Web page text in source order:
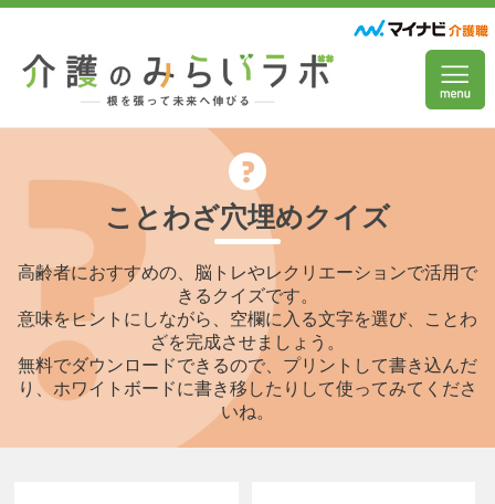
ことわざ穴埋めクイズ
高齢者におすすめの、脳トレやレクリエーションで活用で
きるクイズです。
意味をヒントにしながら、空欄に入る文字を選び、ことわ
ざを完成させましょう。
無料でダウンロードできるので、プリントして書き込んだ
り、ホワイトボードに書き移したりして使ってみてくださ
いね。